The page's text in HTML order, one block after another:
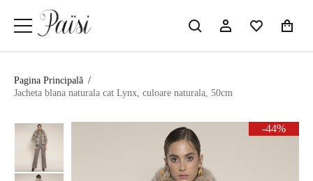
Pagina Principală /
Jacheta blana naturala cat Lynx, culoare naturala, 50cm
-44%